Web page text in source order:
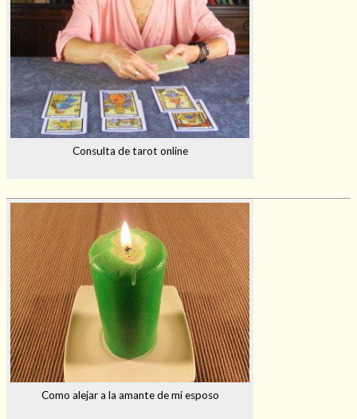
Consulta de tarot online
Como alejar a la amante de mi esposo